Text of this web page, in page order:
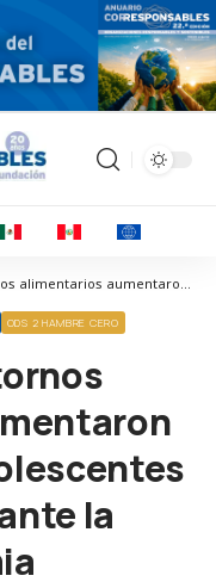
Corresponsables > Noticias > ODS2. Trastornos alimentarios aumentaron un 30% entre adolescentes chilenos durante la pandemia
ODS 2 HAMBRE CERO
la